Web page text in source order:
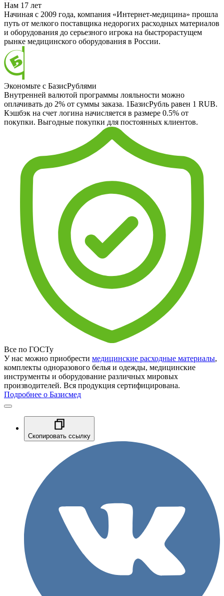
Нам 17 лет
Начиная с 2009 года, компания «Интернет-медицина» прошла
путь от мелкого поставщика недорогих расходных материалов
и оборудования до серьезного игрока на быстрорастущем
рынке медицинского оборудования в России.
Экономьте с БазисРублями
Внутренней валютой программы лояльности можно
оплачивать до 2% от суммы заказа. 1БазисРубль равен 1 RUB.
Кэшбэк на счет логина начисляется в размере 0.5% от
покупки. Выгодные покупки для постоянных клиентов.
Все по ГОСТу
У нас можно приобрести медицинские расходные материалы,
комплекты одноразового белья и одежды, медицинские
инструменты и оборудование различных мировых
производителей. Вся продукция сертифицирована.
Подробнее о Базисмед
Скопировать ссылку